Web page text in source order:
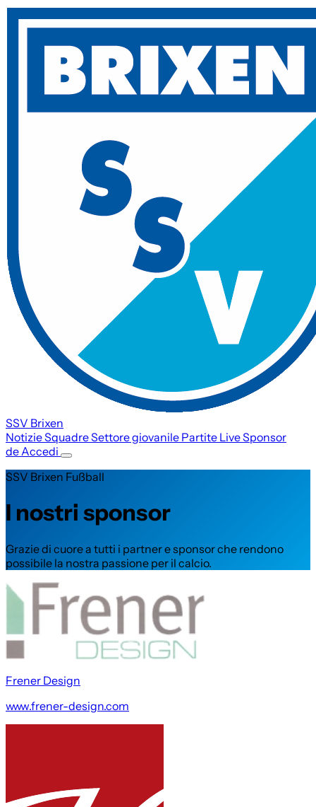
SSV Brixen
NotizieSquadreSettore giovanile Partite LiveSponsor
deAccedi
SSV Brixen Fußball
I nostri sponsor
Grazie di cuore a tutti i partner e sponsor che rendono
possibile la nostra passione per il calcio.
Frener Design
www.frener-design.com